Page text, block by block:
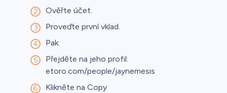
Ověřte účet.
Proveďte první vklad.
Pak:
Přejděte na jeho profil:
etoro.com/people/jaynemesis
Klikněte na Copy